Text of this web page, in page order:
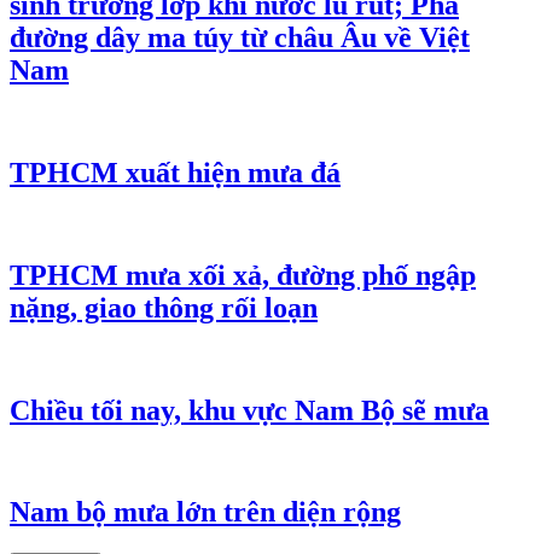
đường dây ma túy từ châu Âu về Việt
Nam
TPHCM xuất hiện mưa đá
TPHCM mưa xối xả, đường phố ngập
nặng, giao thông rối loạn
Chiều tối nay, khu vực Nam Bộ sẽ mưa
Nam bộ mưa lớn trên diện rộng